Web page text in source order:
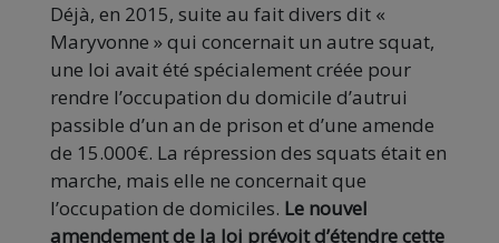
Déjà, en 2015, suite au fait divers dit «
Maryvonne » qui concernait un autre squat,
une loi avait été spécialement créée pour
rendre l’occupation du domicile d’autrui
passible d’un an de prison et d’une amende
de 15.000€. La répression des squats était en
marche, mais elle ne concernait que
l’occupation de domiciles. Le nouvel
amendement de la loi prévoit d’étendre cette